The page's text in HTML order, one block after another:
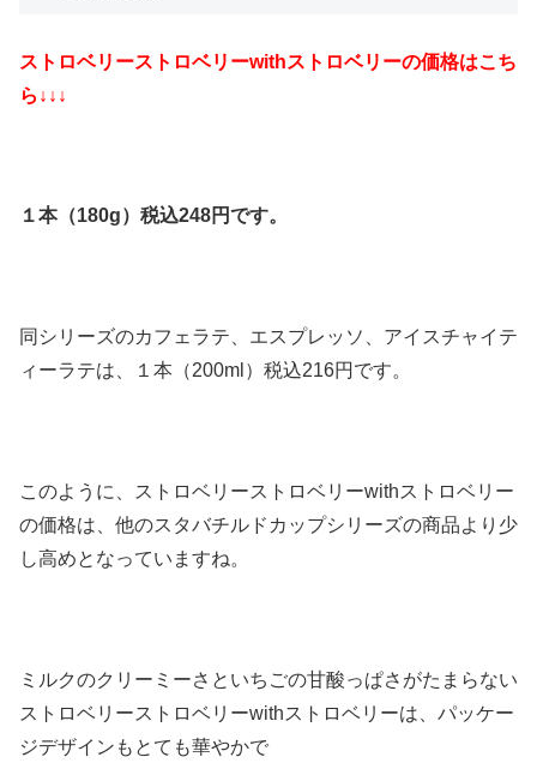
ストロベリーストロベリーwithストロベリーの価格はこち
ら↓↓↓
１本（180g）税込248円です。
同シリーズのカフェラテ、エスプレッソ、アイスチャイテ
ィーラテは、１本（200ml）税込216円です。
このように、ストロベリーストロベリーwithストロベリー
の価格は、他のスタバチルドカップシリーズの商品より少
し高めとなっていますね。
ミルクのクリーミーさといちごの甘酸っぱさがたまらない
ストロベリーストロベリーwithストロベリーは、パッケー
ジデザインもとても華やかで